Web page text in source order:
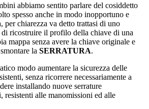
abbiamo sentito parlare del cosiddetto
spesso anche in modo inopportuno e
per chiarezza va detto trattasi di uno
di ricostruire il profilo della chiave di una
mappa senza avere la chiave originale e
la SERRATURA.
modo aumentare la sicurezza delle
senza ricorrere necessariamente a
installando nuove serrature
resistenti alle manomissioni ed alle